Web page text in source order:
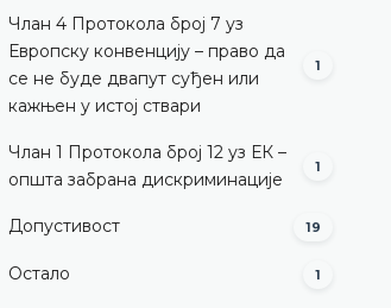
Члан 4 Протокола број 7 уз
Европску конвенцију – право да
се не буде двапут суђен или
кажњен у истој ствари
1
Члан 1 Протокола број 12 уз ЕК –
општа забрана дискриминације
1
Допустивост 19
Остало 1